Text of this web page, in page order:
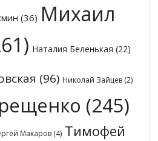
(36) Михаил
Наталия Беленькая (22)
(96) Николай Зайцев (2)
(245)
Макаров (4) Тимофей